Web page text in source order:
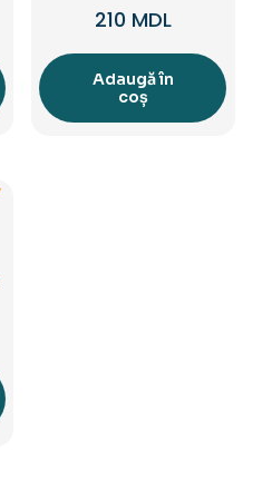
210 MDL
Adaugă în
coș